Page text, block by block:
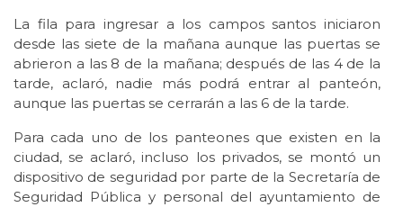
La fila para ingresar a los campos santos iniciaron
desde las siete de la mañana aunque las puertas se
abrieron a las 8 de la mañana; después de las 4 de la
tarde, aclaró, nadie más podrá entrar al panteón,
aunque las puertas se cerrarán a las 6 de la tarde.
Para cada uno de los panteones que existen en la
ciudad, se aclaró, incluso los privados, se montó un
dispositivo de seguridad por parte de la Secretaría de
Seguridad Pública y personal del ayuntamiento de